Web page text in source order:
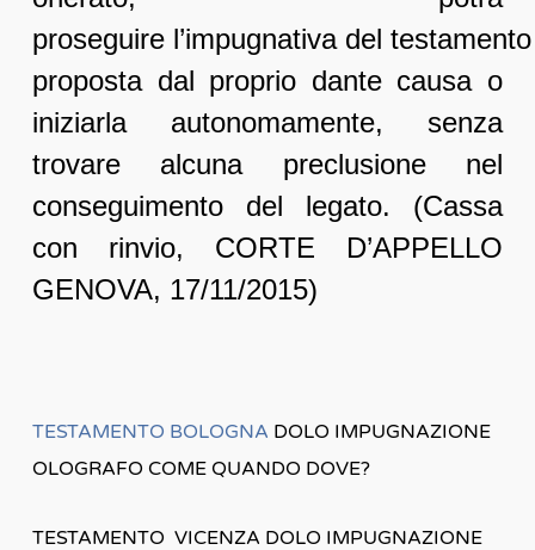
proseguire l’impugnativa del
proposta dal proprio dante causa o
iniziarla autonomamente, senza
trovare alcuna preclusione nel
conseguimento del legato. (Cassa
con rinvio, CORTE D’APPELLO
GENOVA, 17/11/2015)
TESTAMENTO BOLOGNA DOLO IMPUGNAZIONE
OLOGRAFO COME QUANDO DOVE?
TESTAMENTO VICENZA DOLO IMPUGNAZIONE